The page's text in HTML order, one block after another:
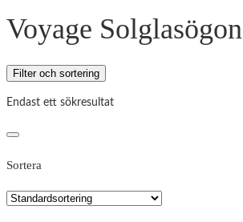
Voyage Solglasögon
Filter och sortering
Endast ett sökresultat
Sortera